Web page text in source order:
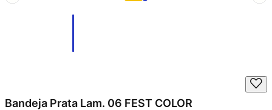
Bandeja Prata Lam. 06 FEST COLOR